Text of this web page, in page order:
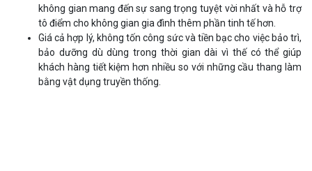
không gian mang đến sự sang trọng tuyệt vời nhất và hỗ trợ
tô điểm cho không gian gia đình thêm phần tinh tế hơn.
Giá cả hợp lý, không tốn công sức và tiền bạc cho việc bảo trì,
bảo dưỡng dù dùng trong thời gian dài vì thế có thể giúp
khách hàng tiết kiệm hơn nhiều so với những cầu thang làm
bằng vật dụng truyền thống.